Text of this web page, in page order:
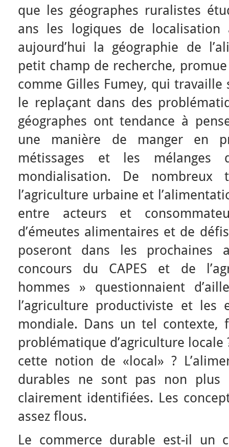
que les géographes ruralistes
ans les logiques de
aujourd’hui la géographie de
petit champ de recherche,
comme Gilles Fumey, qui
le replaçant dans des
géographes ont tendance à
une manière de manger en
métissages et les mélanges
mondialisation. De
l’agriculture urbaine et
entre acteurs et
d’émeutes alimentaires et de
poseront dans les prochaines
concours du CAPES et de
hommes » questionnaient
l’agriculture productiviste et les
mondiale. Dans un tel contexte,
problématique d’agriculture
cette notion de «local» ?
durables ne sont pas non plus
clairement identifiées. Les
assez flous.
Le commerce durable est-il un